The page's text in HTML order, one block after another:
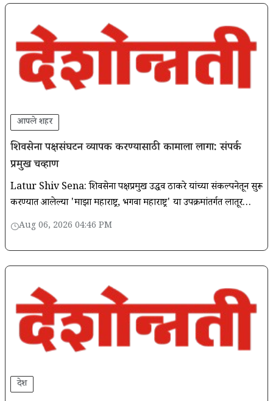
आपले शहर
शिवसेना पक्षसंघटन व्यापक करण्यासाठी कामाला लागा: संपर्क
प्रमुख चव्हाण
Latur Shiv Sena: शिवसेना पक्षप्रमुख उद्धव ठाकरे यांच्या संकल्पनेतून सुरू
करण्यात आलेल्या 'माझा महाराष्ट्र, भगवा महाराष्ट्र' या उपक्रमांतर्गत लातूर
जिल्ह्यात पक्षसंघटन अधिक भक्कम आणि व्यापक
Aug 06, 2026 04:46 PM
देश